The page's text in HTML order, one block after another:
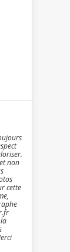
non
cette